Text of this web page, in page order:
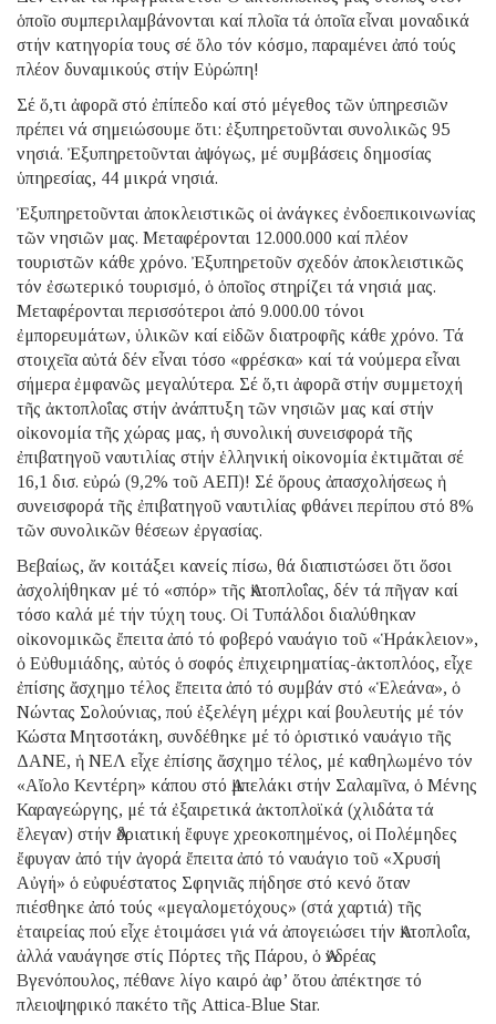
ὁποῖο συμπεριλαμβάνονται καί πλοῖα τά ὁποῖα εἶναι μοναδικά
στήν κατηγορία τους σέ ὅλο τόν κόσμο, παραμένει ἀπό τούς
πλέον δυναμικούς στήν Εὐρώπη!
Σέ ὅ,τι ἀφορᾶ στό ἐπίπεδο καί στό μέγεθος τῶν ὑπηρεσιῶν
πρέπει νά σημειώσουμε ὅτι: ἐξυπηρετοῦνται συνολικῶς 95
νησιά. Ἐξυπηρετοῦνται ἀψόγως, μέ συμβάσεις δημοσίας
ὑπηρεσίας, 44 μικρά νησιά.
Ἐξυπηρετοῦνται ἀποκλειστικῶς οἱ ἀνάγκες ἐνδοεπικοινωνίας
τῶν νησιῶν μας. Μεταφέρονται 12.000.000 καί πλέον
τουριστῶν κάθε χρόνο. Ἐξυπηρετοῦν σχεδόν ἀποκλειστικῶς
τόν ἐσωτερικό τουρισμό, ὁ ὁποῖος στηρίζει τά νησιά μας.
Μεταφέρονται περισσότεροι ἀπό 9.000.00 τόνοι
ἐμπορευμάτων, ὑλικῶν καί εἰδῶν διατροφῆς κάθε χρόνο. Τά
στοιχεῖα αὐτά δέν εἶναι τόσο «φρέσκα» καί τά νούμερα εἶναι
σήμερα ἐμφανῶς μεγαλύτερα. Σέ ὅ,τι ἀφορᾶ στήν συμμετοχή
τῆς ἀκτοπλοΐας στήν ἀνάπτυξη τῶν νησιῶν μας καί στήν
οἰκονομία τῆς χώρας μας, ἡ συνολική συνεισφορά τῆς
ἐπιβατηγοῦ ναυτιλίας στήν ἑλληνική οἰκονομία ἐκτιμᾶται σέ
16,1 δισ. εὐρώ (9,2% τοῦ ΑΕΠ)! Σέ ὅρους ἀπασχολήσεως ἡ
συνεισφορά τῆς ἐπιβατηγοῦ ναυτιλίας φθάνει περίπου στό 8%
τῶν συνολικῶν θέσεων ἐργασίας.
Βεβαίως, ἄν κοιτάξει κανείς πίσω, θά διαπιστώσει ὅτι ὅσοι
ἀσχολήθηκαν μέ τό «σπόρ» τῆς Ἀκτοπλοΐας, δέν τά πῆγαν καί
τόσο καλά μέ τήν τύχη τους. Οἱ Τυπάλδοι διαλύθηκαν
οἰκονομικῶς ἔπειτα ἀπό τό φοβερό ναυάγιο τοῦ «Ἡράκλειον»,
ὁ Εὐθυμιάδης, αὐτός ὁ σοφός ἐπιχειρηματίας-ἀκτοπλόος, εἶχε
ἐπίσης ἄσχημο τέλος ἔπειτα ἀπό τό συμβάν στό «Ἑλεάνα», ὁ
Νώντας Σολούνιας, πού ἐξελέγη μέχρι καί βουλευτής μέ τόν
Κώστα Μητσοτάκη, συνδέθηκε μέ τό ὁριστικό ναυάγιο τῆς
ΔΑΝΕ, ἡ ΝΕΛ εἶχε ἐπίσης ἄσχημο τέλος, μέ καθηλωμένο τόν
«Αἴολο Κεντέρη» κάπου στό Ἀμπελάκι στήν Σαλαμῖνα, ὁ Μένης
Καραγεώργης, μέ τά ἐξαιρετικά ἀκτοπλοϊκά (χλιδάτα τά
ἔλεγαν) στήν Ἀδριατική ἔφυγε χρεοκοπημένος, οἱ Πολέμηδες
ἔφυγαν ἀπό τήν ἀγορά ἔπειτα ἀπό τό ναυάγιο τοῦ «Χρυσή
Αὐγή» ὁ εὐφυέστατος Σφηνιᾶς πήδησε στό κενό ὅταν
πιέσθηκε ἀπό τούς «μεγαλομετόχους» (στά χαρτιά) τῆς
ἑταιρείας πού εἶχε ἑτοιμάσει γιά νά ἀπογειώσει τήν Ἀκτοπλοΐα,
ἀλλά ναυάγησε στίς Πόρτες τῆς Πάρου, ὁ Ἀνδρέας
Βγενόπουλος, πέθανε λίγο καιρό ἀφ’ ὅτου ἀπέκτησε τό
πλειοψηφικό πακέτο τῆς Attica-Blue Star.